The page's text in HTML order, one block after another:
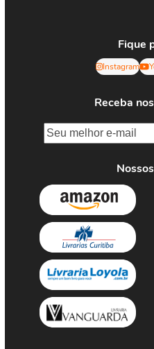
Fique
Instagram
Receba